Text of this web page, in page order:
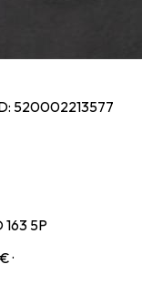
520002213577
5P
·